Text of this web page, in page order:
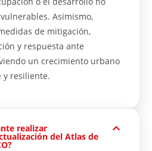
Asimismo,
de mitigación,
y respuesta ante
un crecimiento urbano
y resiliente.
realizar
del Atlas de